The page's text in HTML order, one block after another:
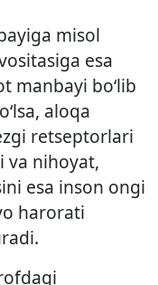
misol
esa
manbayi bo‘lib
aloqa
retseptorlari
va nihoyat,
esa inson ongi
harorati